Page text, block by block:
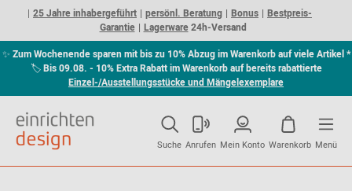
25 Jahre inhabergeführt persönl. Beratung Bonus
Bestpreis-
Garantie
Lagerware24h-Versand
✨ Zum Wochenende sparen mit bis zu 10% Abzug im Warenkorb auf viele Artikel *
🏷Bis 09.08. - 10% Extra Rabatt im Warenkorb auf bereits rabattierte
Einzel-/Ausstellungsstücke und Mängelexemplare
Suche Anrufen Mein Konto Warenkorb Menü